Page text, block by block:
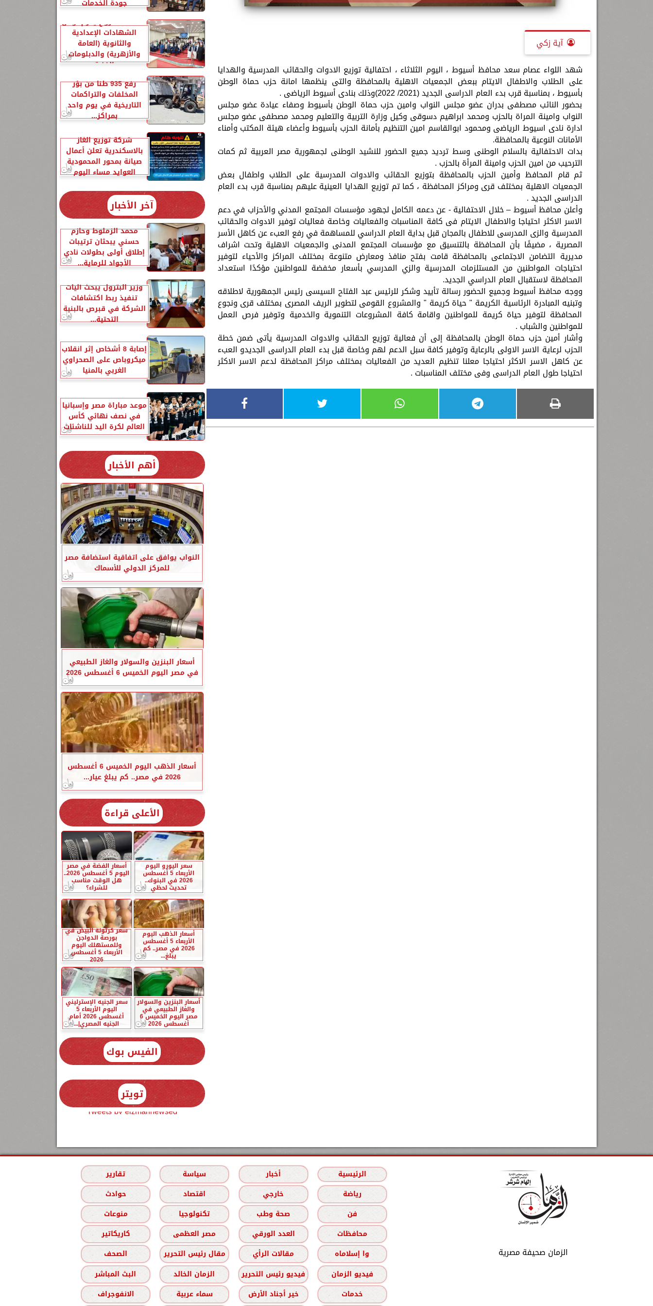
آية زكي
شهد اللواء عصام سعد محافظ أسيوط ، اليوم الثلاثاء ، احتفالية توزيع الادوات والحقائب المدرسية والهدايا
على الطلاب والاطفال الايتام ببعض الجمعيات الاهلية بالمحافظة والتى ينظمها امانة حزب حماة الوطن
بأسيوط ، بمناسبة قرب بدء العام الدراسى الجديد (2021/ 2022)وذلك بنادى أسيوط الرياضى .
بحضور النائب مصطفى بدران عضو مجلس النواب وامين حزب حماة الوطن بأسيوط وصفاء عيادة عضو مجلس
النواب وامينة المراة بالحزب ومحمد ابراهيم دسوقى وكيل وزارة التربية والتعليم ومحمد مصطفى عضو مجلس
ادارة نادى اسيوط الرياضى ومحمود ابوالقاسم امين التنظيم بأمانة الحزب بأسيوط وأعضاء هيئة المكتب وأمناء
الأمانات النوعية بالمحافظة.
بدات الاحتفالية بالسلام الوطنى وسط ترديد جميع الحضور للنشيد الوطنى لجمهورية مصر العربية ثم كمات
الترحيب من امين الحزب وامينة المرأة بالحزب .
ثم قام المحافظ وأمين الحزب بالمحافظة بتوزيع الحقائب والادوات المدرسية على الطلاب واطفال بعض
الجمعيات الاهلية بمختلف قرى ومراكز المحافظة ، كما تم توزيع الهدايا العينية عليهم بمناسبة قرب بدء العام
الدراسى الجديد .
وأعلن محافظ أسيوط – خلال الاحتفالية - عن دعمه الكامل لجهود مؤسسات المجتمع المدني والأحزاب في دعم
الاسر الاكثر احتياجا والاطفال الايتام فى كافة المناسبات والفعاليات وخاصة فعاليات توفير الادوات والحقائب
المدرسية والزى المدرسى للاطفال بالمجان قبل بداية العام الدراسي للمساهمة في رفع العبء عن كاهل الأسر
المصرية ، مضيفًا بأن المحافظة بالتنسيق مع مؤسسات المجتمع المدنى والجمعيات الاهلية وتحت اشراف
مديرية التضامن الاجتماعى بالمحافظة قامت بفتح منافذ ومعارض متنوعة بمختلف المراكز والأحياء لتوفير
احتياجات المواطنين من المستلزمات المدرسية والزي المدرسي بأسعار مخفضة للمواطنين مؤكدًا استعداد
المحافظة لاستقبال العام الدراسي الجديد.
ووجه محافظ أسيوط وجميع الحضور رسالة تأييد وشكر للرئيس عبد الفتاح السيسى رئيس الجمهورية لاطلاقه
وتبنيه المبادرة الرئاسية الكريمة " حياة كريمة " والمشروع القومى لتطوير الريف المصرى بمختلف قرى ونجوع
المحافظة لتوفير حياة كريمة للمواطنين واقامة كافة المشروعات التنموية والخدمية وتوفير فرص العمل
للمواطنين والشباب .
وأشار أمين حزب حماة الوطن بالمحافظة إلى أن فعالية توزيع الحقائب والادوات المدرسية يأتى ضمن خطة
الحزب لرعاية الاسر الاولى بالرعاية وتوفير كافة سبل الدعم لهم وخاصة قبل بدء العام الدراسى الجديدو العبء
عن كاهل الاسر الاكثر احتياجا معلنا تنظيم العديد من الفعاليات بمختلف مراكز المحافظة لدعم الاسر الاكثر
احتياجا طول العام الدراسى وفى مختلف المناسبات .
جودة الخدمات
محافظ مطروح يكرم أوائل
الشهادات الإعدادية
والثانوية (العامة
والأزهرية) والدبلومات
الفنية
رفع 935 طنًا من بؤر
المخلفات والتراكمات
التاريخية في يوم واحد
بمراكز...
شركة توزيع الغاز
بالاسكندرية تعلن أعمال
صيانة بمحور المحمودية
العوايد مساء اليوم
آخر الأخبار
محمد الزملوط وحازم
حسني يبحثان ترتيبات
إطلاق أولى بطولات نادي
الأجواد للرماية...
وزير البترول يبحث آليات
تنفيذ ربط اكتشافات
الشركة في قبرص بالبنية
التحتية...
إصابة 8 أشخاص إثر انقلاب
ميكروباص على الصحراوي
الغربي بالمنيا
موعد مباراة مصر وإسبانيا
في نصف نهائي كأس
العالم لكرة اليد للناشئات
أهم الأخبار
النواب يوافق على اتفاقية استضافة مصر
للمركز الدولي للأسماك
أسعار البنزين والسولار والغاز الطبيعي
في مصر اليوم الخميس 6 أغسطس 2026
أسعار الذهب اليوم الخميس 6 أغسطس
2026 في مصر.. كم يبلغ عيار...
الأعلى قراءة
سعر اليورو اليوم
الأربعاء 5 أغسطس
2026 في البنوك..
تحديث لحظي
أسعار الفضة في مصر
اليوم 5 أغسطس 2026..
هل الوقت مناسب
للشراء؟
أسعار الذهب اليوم
الأربعاء 5 أغسطس
2026 في مصر.. كم
يبلغ...
سعر كرتونة البيض في
بورصة الدواجن
وللمستهلك اليوم
الأربعاء 5 أغسطس
2026
أسعار البنزين والسولار
والغاز الطبيعي في
مصر اليوم الخميس 6
أغسطس 2026
سعر الجنيه الإسترليني
اليوم الأربعاء 5
أغسطس 2026 أمام
الجنيه المصري|...
الفيس بوك
تويتر
Tweets by elzmannewseg
الزمان صحيفة مصرية
الرئيسية أخبار سياسة
تقارير
رياضة
خارجي اقتصاد
حوادث
فن
صحة وطب تكنولوجيا
منوعات
محافظات
العدد الورقي مصر العظمى
كاريكاتير
وا إسلاماه
مقالات الرأي مقال رئيس التحرير
الصحف
فيديو الزمان
فيديو رئيس التحرير الزمان الخالد
البث المباشر
خدمات
خير أجناد الأرض سماء عربية الانفوجراف